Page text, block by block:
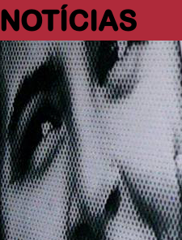
NOTÍCIAS